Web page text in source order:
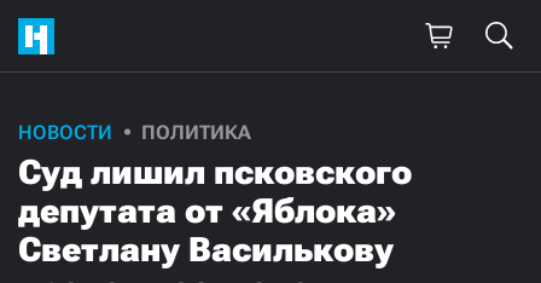
НОВОСТИ ПОЛИТИКА
Суд лишил псковского
депутата от «Яблока»
Светлану Василькову